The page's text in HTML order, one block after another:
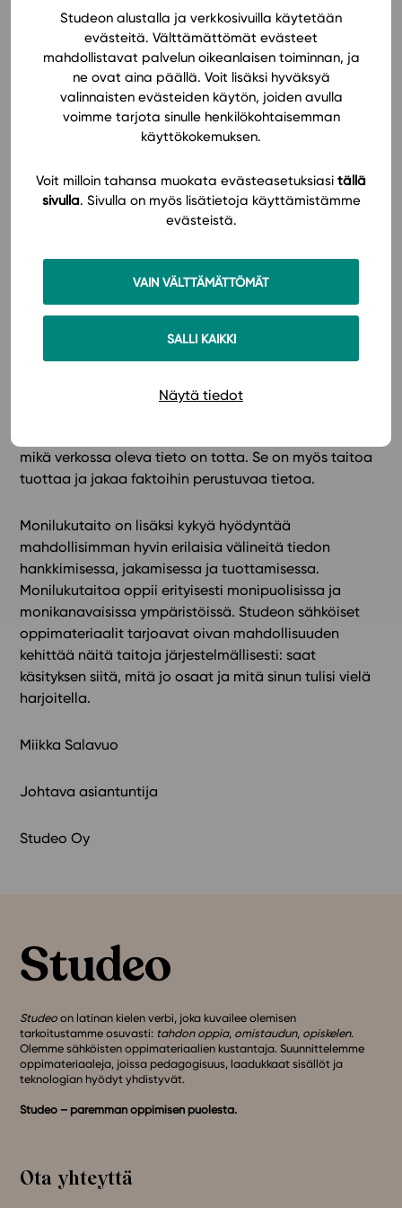
Studeon alustalla ja verkkosivuilla käytetään
evästeitä. Välttämättömät evästeet
mahdollistavat palvelun oikeanlaisen toiminnan, ja
ne ovat aina päällä. Voit lisäksi hyväksyä
valinnaisten evästeiden käytön, joiden avulla
voimme tarjota sinulle henkilökohtaisemman
käyttökokemuksen.
Voit milloin tahansa muokata evästeasetuksiasi tällä
sivulla. Sivulla on myös lisätietoja käyttämistämme
evästeistä.
VAIN VÄLTTÄMÄTTÖMÄT
SALLI KAIKKI
Näytä tiedot
Opiskellessa asian muistiin tallentaminen ole ainoa
tulevaisuudessa tarvittavia taitoja. Esimerkiksi
kun toimimme monipuolissa ja monikanavaisissa
mikä verkossa oleva tieto on totta. Se on myös taitoa
tuottaa ja jakaa faktoihin perustuvaa tietoa.
Monilukutaito on lisäksi kykyä hyödyntää
mahdollisimman hyvin erilaisia välineitä tiedon
hankkimisessa, jakamisessa ja tuottamisessa.
Monilukutaitoa oppii erityisesti monipuolisissa ja
monikanavaisissa ympäristöissä. Studeon sähköiset
oppimateriaalit tarjoavat oivan mahdollisuuden
kehittää näitä taitoja järjestelmällisesti: saat
käsityksen siitä, mitä jo osaat ja mitä sinun tulisi vielä
harjoitella.
Miikka Salavuo
Johtava asiantuntija
Studeo Oy
Studeo on latinan kielen verbi, joka kuvailee olemisen
tarkoitustamme osuvasti: tahdon oppia, omistaudun, opiskelen.
Olemme sähköisten oppimateriaalien kustantaja. Suunnittelemme
oppimateriaaleja, joissa pedagogisuus, laadukkaat sisällöt ja
teknologian hyödyt yhdistyvät.
Studeo – paremman oppimisen puolesta.
Ota yhteyttä